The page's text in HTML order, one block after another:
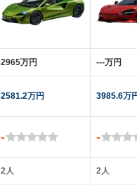
2965万円
2581.2万円
-
2人
‐‐‐万円
3985.6万
-
2人